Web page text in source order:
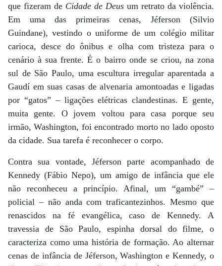
que fizeram de Cidade de Deus um retrato da violência.
Em uma das primeiras cenas, Jéferson (Silvio
Guindane), vestindo o uniforme de um colégio militar
carioca, desce do ônibus e olha com tristeza para o
cenário à sua frente. É o bairro onde se criou, na zona
sul de São Paulo, uma escultura irregular aparentada a
Gaudí em suas casas de alvenaria amontoadas e ligadas
por “gatos” – ligações elétricas clandestinas. E gente,
muita gente. O jovem voltou para casa porque seu
irmão, Washington, foi encontrado morto no lado oposto
da cidade. Sua tarefa é reconhecer o corpo.
Contra sua vontade, Jéferson parte acompanhado de
Kennedy (Fábio Nepo), um amigo de infância que ele
não reconheceu a princípio. Afinal, um “gambé” –
policial – não anda com traficantezinhos. Mesmo que
renascidos na fé evangélica, caso de Kennedy. A
travessia de São Paulo, espinha dorsal do filme, o
caracteriza como uma história de formação. Ao alternar
cenas de infância de Jéferson, Washington e Kennedy, o